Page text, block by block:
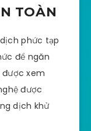
TOÀN
phức tạp
để ngăn
xem
được
dịch khử